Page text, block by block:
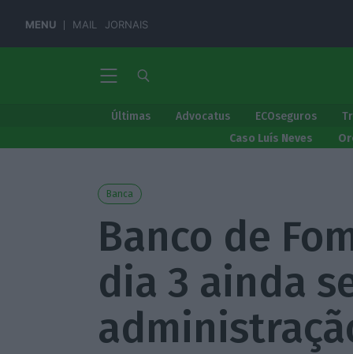
MENU MAIL JORNAIS
Últimas Advocatus ECOseguros
Caso Luís Neves
Banca
Banco de
dia 3 ainda